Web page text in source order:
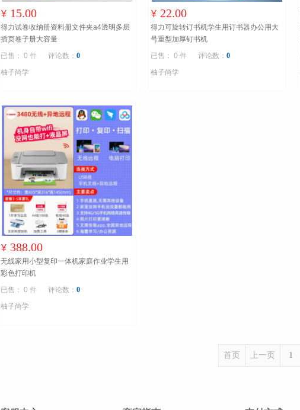
¥ 15.00
得力试卷收纳册资料册文件夹a4透明多层
插页卷子册大容量
已售： 0 件
评论数： 0
柚子尚学
¥ 22.00
得力可旋转订书机学生用订书器办公用大
号重型加厚钉书机
已售： 0 件
评论数： 0
柚子尚学
¥ 388.00
无线家用小型复印一体机家庭作业学生用
彩色打印机
已售： 0 件
评论数： 0
柚子尚学
首页 上一页 1